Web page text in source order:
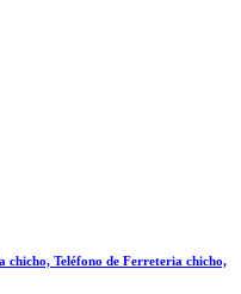
Teléfono de Ferreteria chicho,